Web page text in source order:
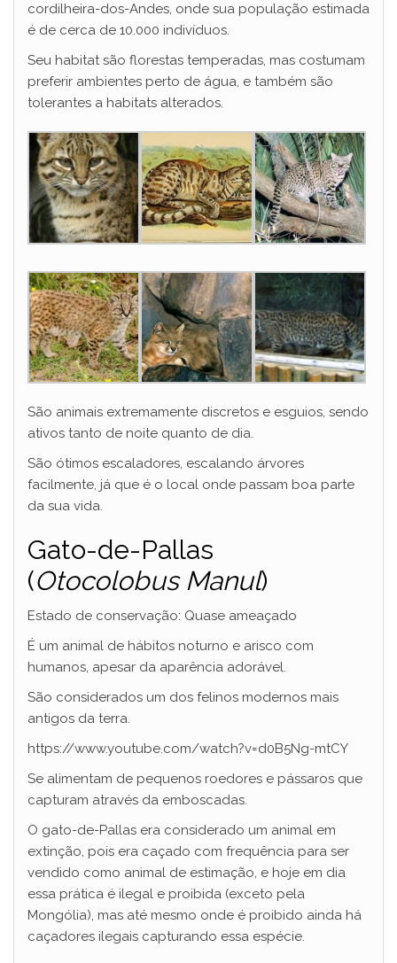
cordilheira-dos-Andes, onde sua população estimada
é de cerca de 10.000 indivíduos.
Seu habitat são florestas temperadas, mas costumam
preferir ambientes perto de água, e também são
tolerantes a habitats alterados.
São animais extremamente discretos e esguios, sendo
ativos tanto de noite quanto de dia.
São ótimos escaladores, escalando árvores
facilmente, já que é o local onde passam boa parte
da sua vida.
Gato-de-Pallas
(Otocolobus Manul)
Estado de conservação: Quase ameaçado
É um animal de hábitos noturno e arisco com
humanos, apesar da aparência adorável.
São considerados um dos felinos modernos mais
antigos da terra.
https://www.youtube.com/watch?v=d0B5Ng-mtCY
Se alimentam de pequenos roedores e pássaros que
capturam através da emboscadas.
O gato-de-Pallas era considerado um animal em
extinção, pois era caçado com frequência para ser
vendido como animal de estimação, e hoje em dia
essa prática é ilegal e proibida (exceto pela
Mongólia), mas até mesmo onde é proibido ainda há
caçadores ilegais capturando essa espécie.